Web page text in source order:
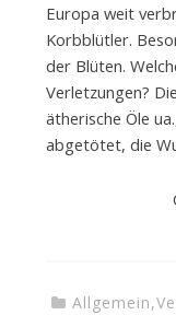
Europa weit
Korbblütler.
der Blüten.
Verletzungen?
ätherische Öle
abgetötet, die
Allgemein,